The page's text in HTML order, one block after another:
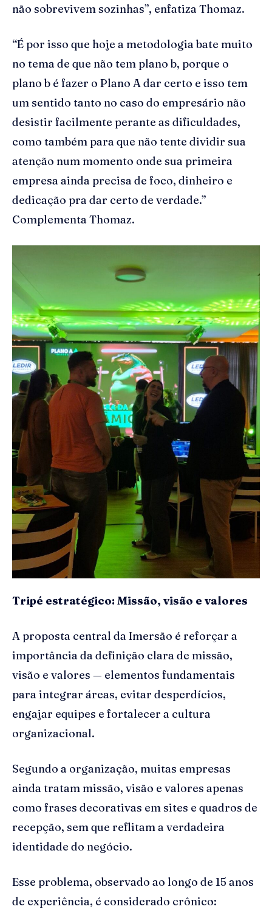
não sobrevivem sozinhas”, enfatiza Thomaz.
“É por isso que hoje a metodologia bate muito
no tema de que não tem plano b, porque o
plano b é fazer o Plano A dar certo e isso tem
um sentido tanto no caso do empresário não
desistir facilmente perante as dificuldades,
como também para que não tente dividir sua
atenção num momento onde sua primeira
empresa ainda precisa de foco, dinheiro e
dedicação pra dar certo de verdade.”
Complementa Thomaz.
Tripé estratégico: Missão, visão e valores
A proposta central da Imersão é reforçar a
importância da definição clara de missão,
visão e valores — elementos fundamentais
para integrar áreas, evitar desperdícios,
engajar equipes e fortalecer a cultura
organizacional.
Segundo a organização, muitas empresas
ainda tratam missão, visão e valores apenas
como frases decorativas em sites e quadros de
recepção, sem que reflitam a verdadeira
identidade do negócio.
Esse problema, observado ao longo de 15 anos
de experiência, é considerado crônico: